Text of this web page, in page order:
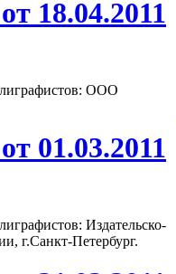
18.04.2011
ООО
01.03.2011
Издательско-
г.Санкт-Петербург.